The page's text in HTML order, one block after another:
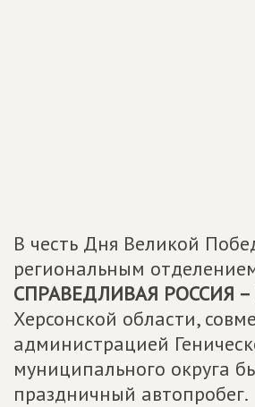
В честь Дня Великой
региональным
СПРАВЕДЛИВАЯ РОССИЯ –
Херсонской области,
администрацией
муниципального округа
праздничный автопробег.